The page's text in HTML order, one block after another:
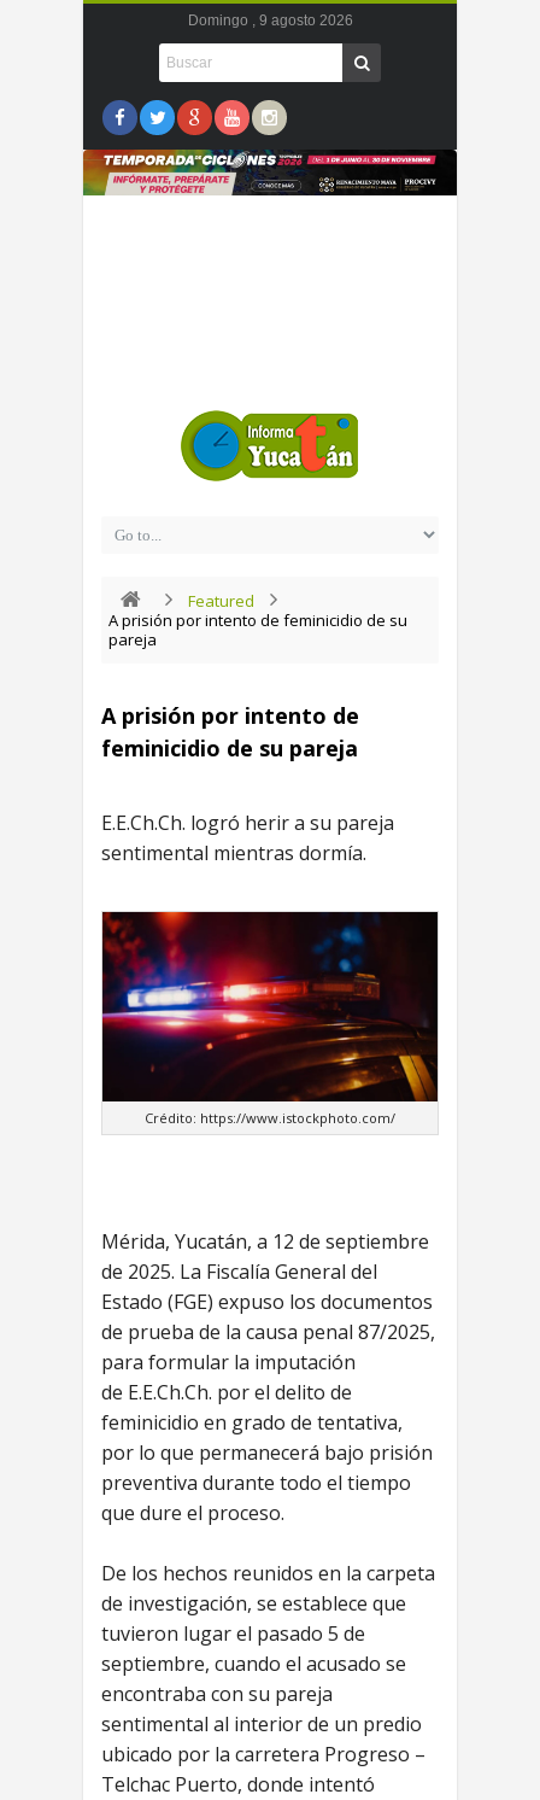
Domingo , 9 agosto 2026
Featured
A prisión por intento de feminicidio de su
pareja
A prisión por intento de
feminicidio de su pareja
E.E.Ch.Ch. logró herir a su pareja
sentimental mientras dormía.
Crédito: https://www.istockphoto.com/
Mérida, Yucatán, a 12 de septiembre
de 2025. La Fiscalía General del
Estado (FGE) expuso los documentos
de prueba de la causa penal 87/2025,
para formular la imputación
de E.E.Ch.Ch. por el delito de
feminicidio en grado de tentativa,
por lo que permanecerá bajo prisión
preventiva durante todo el tiempo
que dure el proceso.
De los hechos reunidos en la carpeta
de investigación, se establece que
tuvieron lugar el pasado 5 de
septiembre, cuando el acusado se
encontraba con su pareja
sentimental al interior de un predio
ubicado por la carretera Progreso –
Telchac Puerto, donde intentó